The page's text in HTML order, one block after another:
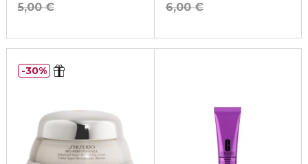
5,00 €
6,00 €
30%